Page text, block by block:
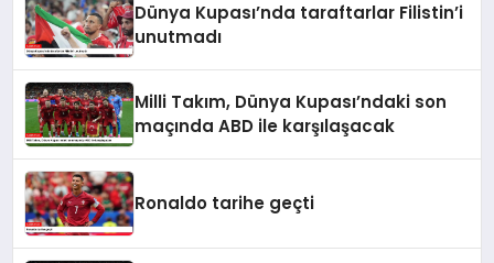
Dünya Kupası’nda taraftarlar Filistin’i
unutmadı
Milli Takım, Dünya Kupası’ndaki son
maçında ABD ile karşılaşacak
Ronaldo tarihe geçti